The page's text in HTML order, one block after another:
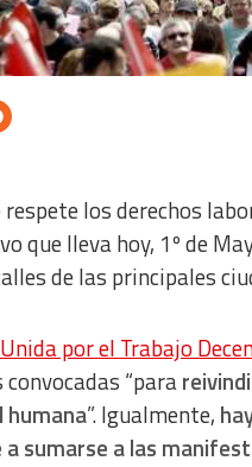
los derechos
que lleva hoy, 1º de
de las principales
por el Trabajo
“para
humana”. Igualmente,
sumarse a las